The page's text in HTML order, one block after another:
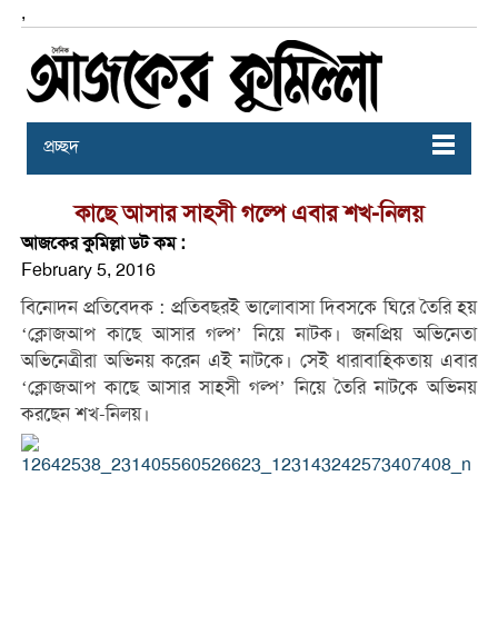
,
প্রচ্ছদ
কাছে আসার সাহসী গল্পে এবার শখ-নিলয়
আজকের কুমিল্লা ডট কম :
February 5, 2016
বিনােদন প্রতিবেদক : প্রতিবছরই ভালোবাসা দিবসকে ঘিরে তৈরি হয়
‘ক্লোজআপ কাছে আসার গল্প’ নিয়ে নাটক। জনপ্রিয় অভিনেতা
অভিনেত্রীরা অভিনয় করেন এই নাটকে। সেই ধারাবাহিকতায় এবার
‘ক্লোজআপ কাছে আসার সাহসী গল্প’ নিয়ে তৈরি নাটকে অভিনয়
করছেন শখ-নিলয়।